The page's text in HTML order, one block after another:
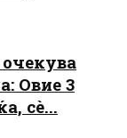
Овие 3
сè...